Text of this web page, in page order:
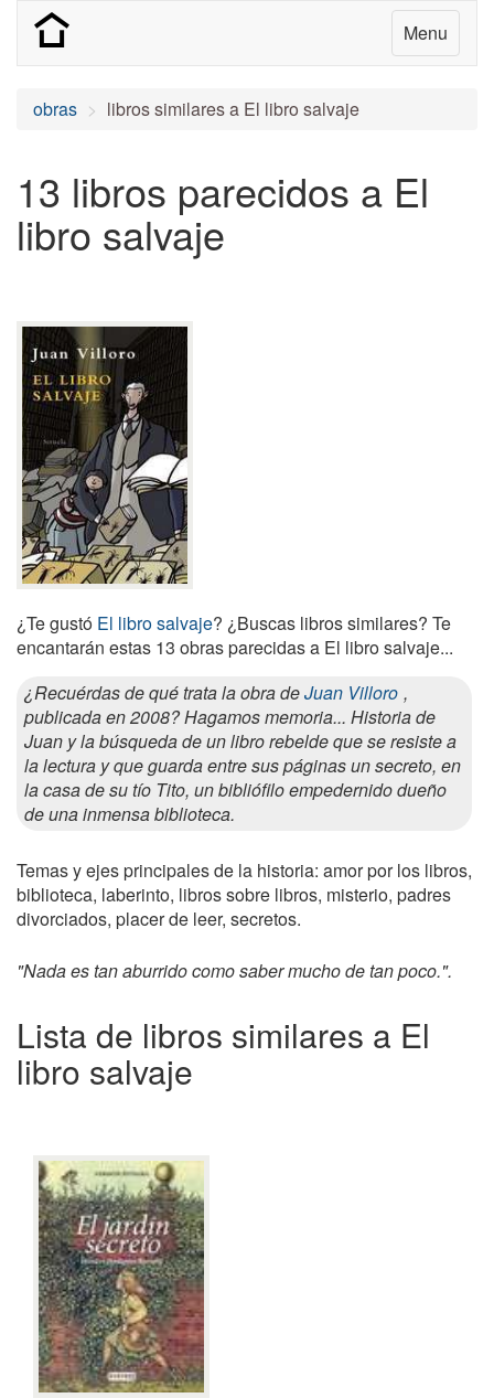
Menu
obras libros similares a El libro salvaje
13 libros parecidos a El
libro salvaje
¿Te gustó El libro salvaje? ¿Buscas libros similares? Te
encantarán estas 13 obras parecidas a El libro salvaje...
¿Recuérdas de qué trata la obra deJuan Villoro ,
publicada en 2008? Hagamos memoria... Historia de
Juan y la búsqueda de un libro rebelde que se resiste a
la lectura y que guarda entre sus páginas un secreto, en
la casa de su tío Tito, un bibliófilo empedernido dueño
de una inmensa biblioteca.
Temas y ejes principales de la historia: amor por los libros,
biblioteca, laberinto, libros sobre libros, misterio, padres
divorciados, placer de leer, secretos.
"Nada es tan aburrido como saber mucho de tan poco.".
Lista de libros similares a El
libro salvaje